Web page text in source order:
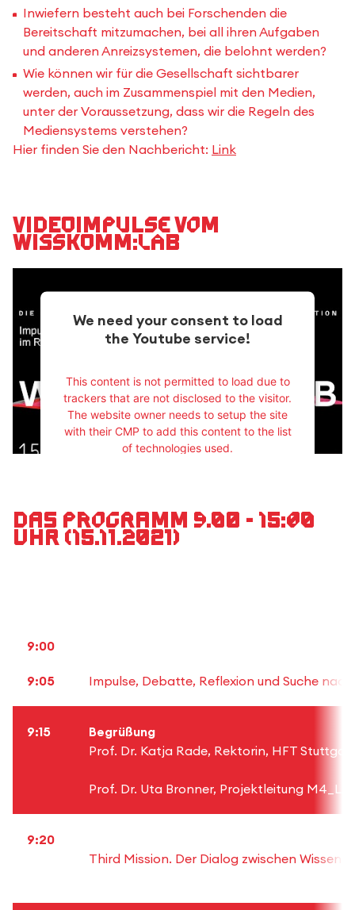
Inwiefern besteht auch bei Forschenden die
Bereitschaft mitzumachen, bei all ihren Aufgaben
und anderen Anreizsystemen, die belohnt werden?
Wie können wir für die Gesellschaft sichtbarer
werden, auch im Zusammenspiel mit den Medien,
unter der Voraussetzung, dass wir die Regeln des
Mediensystems verstehen?
Hier finden Sie den Nachbericht: Link
Videoimpulse vom
Wisskomm:Lab
We need your consent to load
the Youtube service!
This content is not permitted to load due to
trackers that are not disclosed to the visitor.
The website owner needs to setup the site
with their CMP to add this content to the list
of technologies used.
Das Programm 9.00 - 15:00
Uhr (15.11.2021)
9:00
9:05 Impulse, Debatte, Reflexion und Suche
9:15
Begrüßung
Prof. Dr. Katja Rade, Rektorin, HFT Stuttgart
Prof. Dr. Uta Bronner, Projektleitung
9:20
Third Mission. Der Dialog zwischen